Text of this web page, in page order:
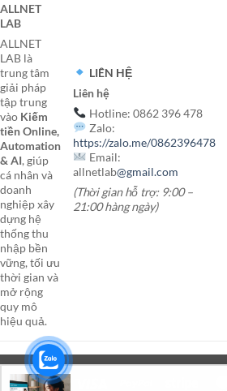
ALLNET
LAB
ALLNET
LAB là
trung tâm
giải pháp
tập trung
vào Kiếm
tiền Online,
Automation
& AI, giúp
cá nhân và
doanh
nghiệp xây
dựng hệ
thống thu
nhập bền
vững, tối ưu
thời gian và
mở rộng
quy mô
hiệu quả.
LIÊN HỆ
Liên hệ
Hotline: 0862 396 478
Zalo:
https://zalo.me/0862396478
Email:
allnetlab@gmail.com
(Thời gian hỗ trợ: 9:00 –
21:00 hàng ngày)